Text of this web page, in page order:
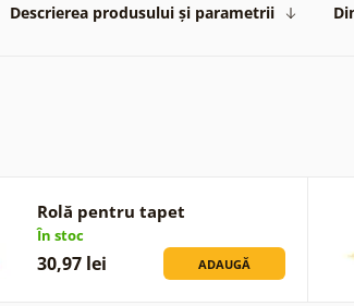
Descrierea produsului și parametrii
Rolă pentru tapet
În stoc
30,97 lei ADAUGĂ